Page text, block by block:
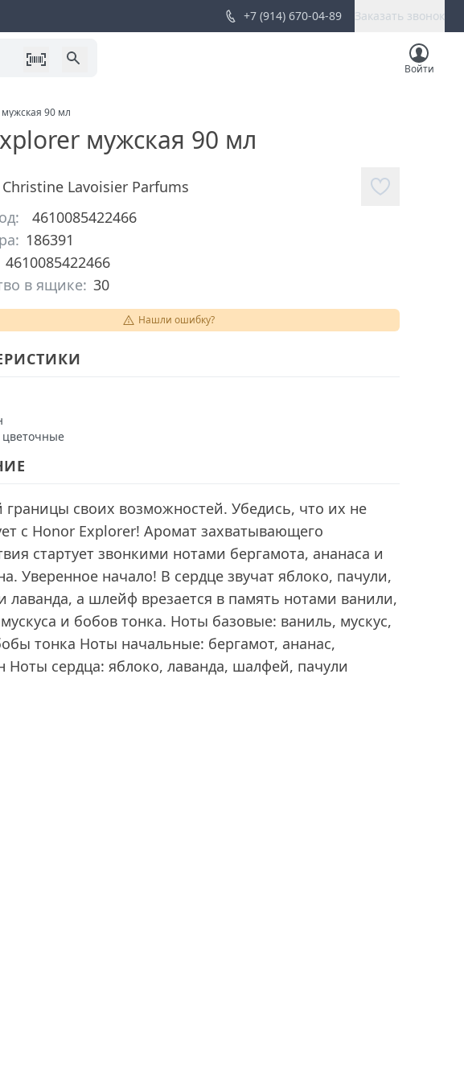
+7 (914) 670-04-89 Заказать звонок
Войти
90 мл
мужская 90 мл
Christine Lavoisier Parfums
4610085422466
186391
4610085422466
в ящике: 30
Нашли ошибку?
границы своих возможностей. Убедись, что их не
с Honor Explorer! Аромат захватывающего
стартует звонкими нотами бергамота, ананаса и
Уверенное начало! В сердце звучат яблоко, пачули,
лаванда, а шлейф врезается в память нотами ванили,
и бобов тонка. Ноты базовые: ваниль, мускус,
тонка Ноты начальные: бергамот, ананас,
Ноты сердца: яблоко, лаванда, шалфей, пачули